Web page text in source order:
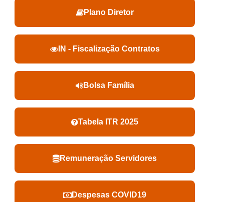
Plano Diretor
IN - Fiscalização Contratos
Bolsa Família
Tabela ITR 2025
Remuneração Servidores
Despesas COVID19